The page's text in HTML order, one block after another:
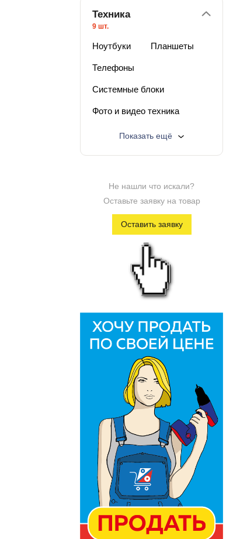
Техника
9 шт.
Ноутбуки Планшеты
Телефоны
Системные блоки
Фото и видео техника
Электроинструмент
Телевизоры и мониторы
Разное Лучшая цена
Дисконт техника
Показать ещё
Не нашли что искали?
Оставьте заявку на товар
Оставить заявку